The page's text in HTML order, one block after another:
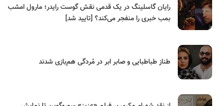
رایان گاسلینگ در یک قدمی نقش گوست رایدر؛ مارول امشب
بمب خبری را منفجر می‌کند؟ [تایید شد]
طناز طباطبایی و صابر ابر در مُردگی هم‌بازی شدند